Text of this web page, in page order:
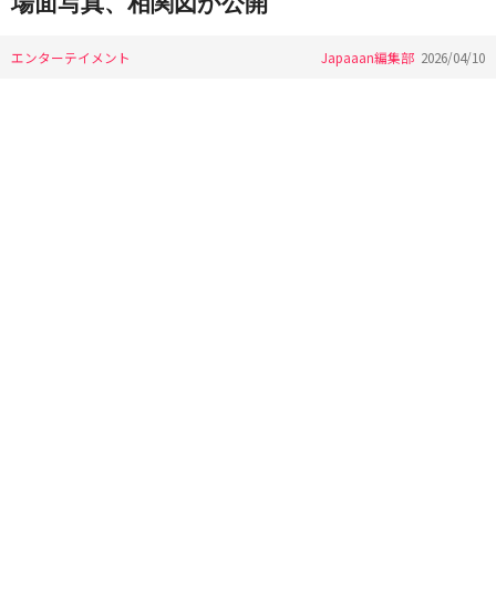
エンターテイメント Japaaan編集部 2026/04/10